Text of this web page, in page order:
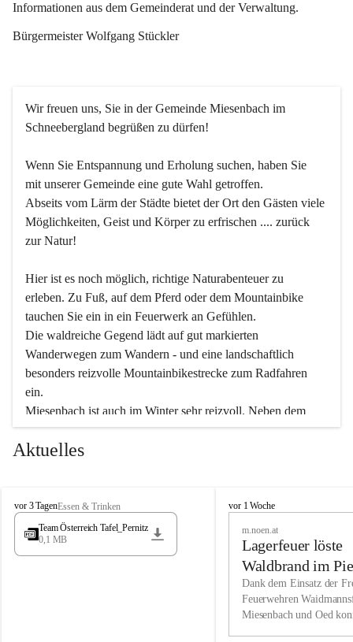
Informationen aus dem Gemeinderat und der Verwaltung.
Bürgermeister Wolfgang Stückler
Wir freuen uns, Sie in der Gemeinde Miesenbach im
Schneebergland begrüßen zu dürfen!
Wenn Sie Entspannung und Erholung suchen, haben Sie
mit unserer Gemeinde eine gute Wahl getroffen.
Abseits vom Lärm der Städte bietet der Ort den Gästen viele
Möglichkeiten, Geist und Körper zu erfrischen .... zurück
zur Natur!
Hier ist es noch möglich, richtige Naturabenteuer zu
erleben. Zu Fuß, auf dem Pferd oder dem Mountainbike
tauchen Sie ein in ein Feuerwerk an Gefühlen.
Die waldreiche Gegend lädt auf gut markierten
Wanderwegen zum Wandern - und eine landschaftlich
besonders reizvolle Mountainbikestrecke zum Radfahren
ein.
Miesenbach ist auch im Winter sehr reizvoll. Neben dem
Eisstockschießen gibt es auf dem nahe gelegenen Unterberg
wunderschöne Naturschneepisten, die zum Schifahren oder
vielfältige Angebot unserer Kulturvereine.
Überzeugen Sie sich selbst, dass Sie in Miesenbach sowie
in den Beherbergungsbetrieben, Gaststätten und urigen
Wir kennen Miesenbach als lebens- und liebenswerten Ort.
Tradition und Innovation werden ebenso groß geschrieben
Aktuelles
M
i
s
vor 3 TagenEssen & Trinken
Team Österreich Tafel_Pernitz
0,1 MB
M
h
vor 1 Woche
m.noen.at
Lagerfeuer löste
Waldbrand im
aus
Dank dem Einsatz der
Feuerwehren
Miesenbach und Oed